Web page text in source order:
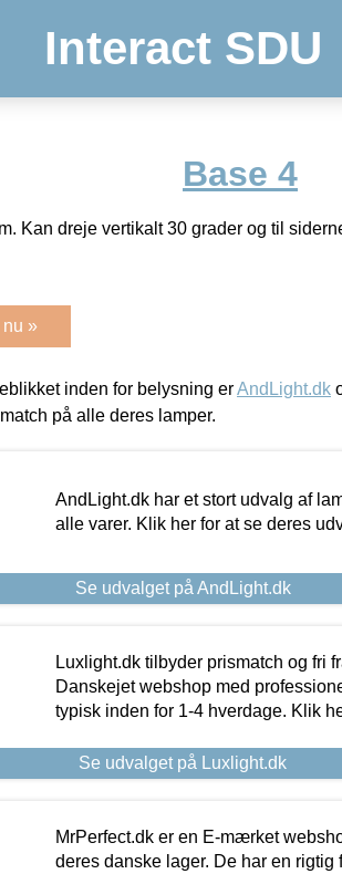
Interact SDU
Base 4
Kan dreje vertikalt 30 grader og til
nu »
inden for belysning erAndLight.dk
på alle deres lamper.
AndLight.dk har et stort udvalg af
alle varer. Klik her for at se deres
Se udvalget på AndLight.dk
Luxlight.dk tilbyder prismatch og fri
Danskejet webshop med
typisk inden for 1-4 hverdage. Klik
Se udvalget på Luxlight.dk
MrPerfect.dk er en E-mærket
deres danske lager. De har en